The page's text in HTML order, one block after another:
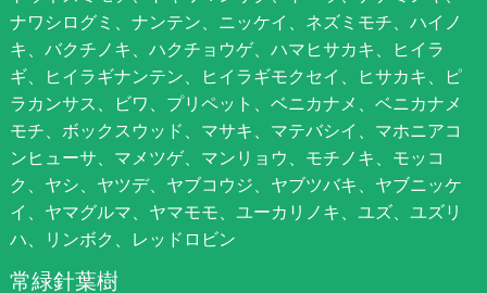
ナワシログミ、ナンテン、ニッケイ、ネズミモチ、ハイノ
キ、バクチノキ、ハクチョウゲ、ハマヒサカキ、ヒイラ
ギ、ヒイラギナンテン、ヒイラギモクセイ、ヒサカキ、ピ
ラカンサス、ビワ、プリペット、ベニカナメ、ベニカナメ
モチ、ボックスウッド、マサキ、マテバシイ、マホニアコ
ンヒューサ、マメツゲ、マンリョウ、モチノキ、モッコ
ク、ヤシ、ヤツデ、ヤブコウジ、ヤブツバキ、ヤブニッケ
イ、ヤマグルマ、ヤマモモ、ユーカリノキ、ユズ、ユズリ
ハ、リンボク、レッドロビン
常緑針葉樹